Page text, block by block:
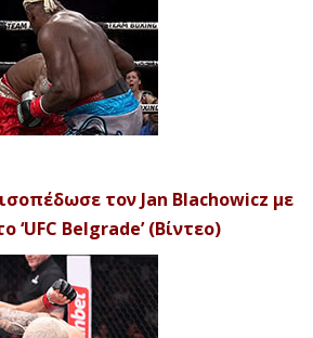
τον Jan Blachowicz με
‘UFC Belgrade’ (Βίντεο)